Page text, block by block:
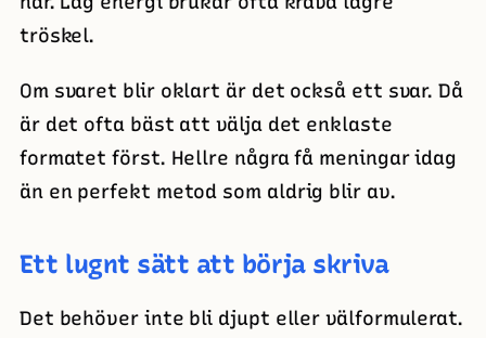
tröskel.
Om svaret blir oklart är det också ett svar. Då
är det ofta bäst att välja det enklaste
formatet först. Hellre några få meningar idag
än en perfekt metod som aldrig blir av.
Ett lugnt sätt att börja skriva
Det behöver inte bli djupt eller välformulerat.